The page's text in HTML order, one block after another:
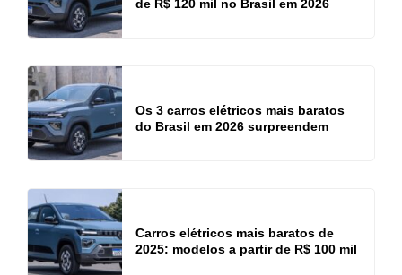
de R$ 120 mil no Brasil em 2026
Os 3 carros elétricos mais baratos
do Brasil em 2026 surpreendem
Carros elétricos mais baratos de
2025: modelos a partir de R$ 100 mil